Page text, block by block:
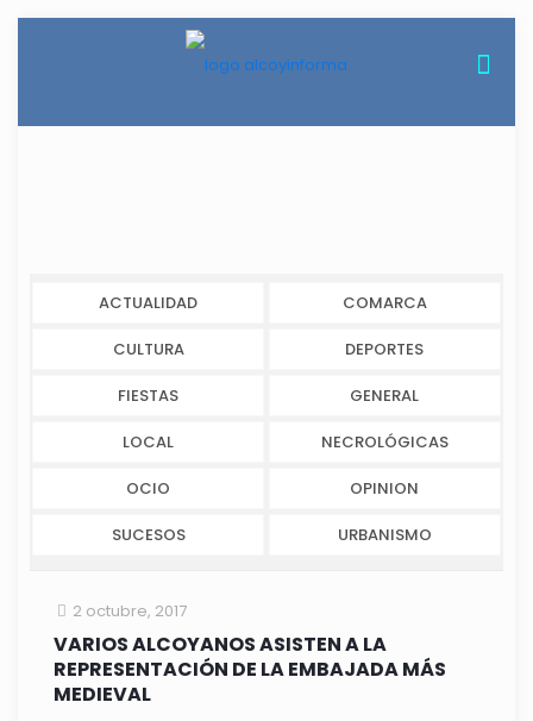
ACTUALIDAD COMARCA
CULTURA DEPORTES
FIESTAS GENERAL
LOCAL NECROLÓGICAS
OCIO OPINION
SUCESOS URBANISMO
2 octubre, 2017
VARIOS ALCOYANOS ASISTEN A LA
REPRESENTACIÓN DE LA EMBAJADA MÁS
MEDIEVAL